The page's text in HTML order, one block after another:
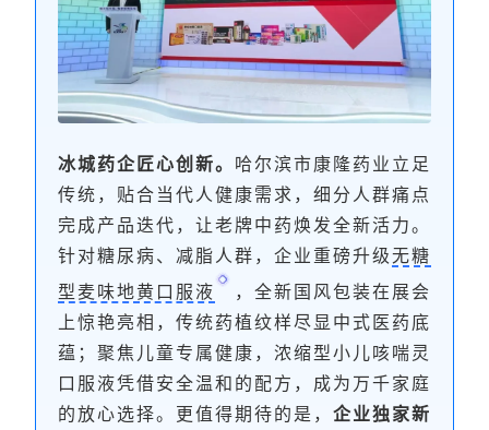
冰城药企匠心创新。 哈尔滨市康隆药业立足
传统，贴合当代人健康需求，细分人群痛点
完成产品迭代，让老牌中药焕发全新活力。
针对糖尿病、减脂人群，企业重磅升级无糖
型麦味地黄口服液
，全新国风包装在展会
上惊艳亮相，传统药植纹样尽显中式医药底
蕴；聚焦儿童专属健康，浓缩型小儿咳喘灵
口服液凭借安全温和的配方，成为万千家庭
的放心选择。更值得期待的是， 企业独家新